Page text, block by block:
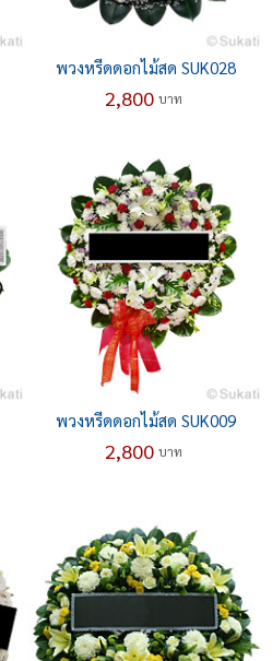
พวงหรีดดอกไม้สด SUK028
2,800 บาท
พวงหรีดดอกไม้สด SUK009
2,800 บาท